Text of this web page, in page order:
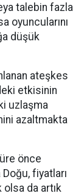
talebin fazla
oyuncularını
düşük
ateşkes
etkisinin
uzlaşma
azaltmakta
önce
fiyatları
da artık